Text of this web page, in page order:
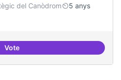
del Canòdrom
5 anys
VoteGovernança oberta i multinivell